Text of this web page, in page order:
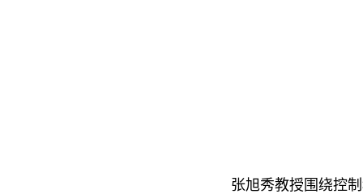
张旭秀教授围绕控